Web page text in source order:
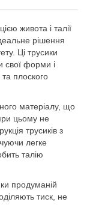
живота і талії
рішення
Ці трусики
свої форми і
та плоского
матеріалу, що
цьому не
трусиків з
легке
талію
продуманій
тиск, не